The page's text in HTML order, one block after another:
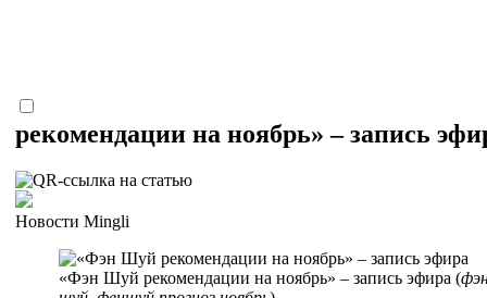
рекомендации на ноябрь» – запись
Новости Mingli
«Фэн Шуй рекомендации на ноябрь» – запись эфира (